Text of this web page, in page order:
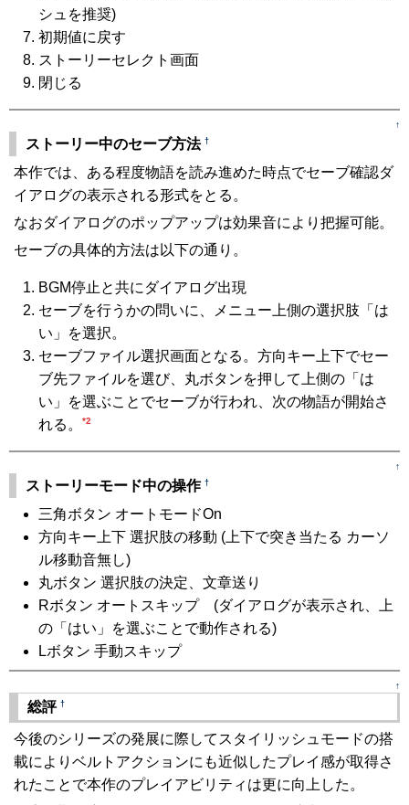
シュを推奨)
初期値に戻す
ストーリーセレクト画面
閉じる
↑
ストーリー中のセーブ方法 †
本作では、ある程度物語を読み進めた時点でセーブ確認ダ
イアログの表示される形式をとる。
なおダイアログのポップアップは効果音により把握可能。
セーブの具体的方法は以下の通り。
BGM停止と共にダイアログ出現
セーブを行うかの問いに、メニュー上側の選択肢「は
い」を選択。
セーブファイル選択画面となる。方向キー上下でセー
ブ先ファイルを選び、丸ボタンを押して上側の「は
い」を選ぶことでセーブが行われ、次の物語が開始さ
れる。
*2
↑
ストーリーモード中の操作 †
三角ボタン オートモードOn
方向キー上下 選択肢の移動 (上下で突き当たる カーソ
ル移動音無し)
丸ボタン 選択肢の決定、文章送り
Rボタン オートスキップ (ダイアログが表示され、上
の「はい」を選ぶことで動作される)
Lボタン 手動スキップ
↑
総評 †
今後のシリーズの発展に際してスタイリッシュモードの搭
載によりベルトアクションにも近似したプレイ感が取得さ
れたことで本作のプレイアビリティは更に向上した。